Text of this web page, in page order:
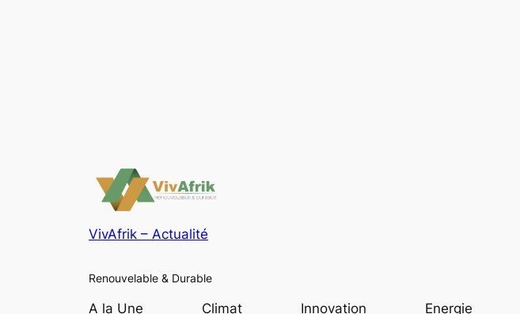
VivAfrik – Actualité
Renouvelable & Durable
A la Une Climat Innovation Energie